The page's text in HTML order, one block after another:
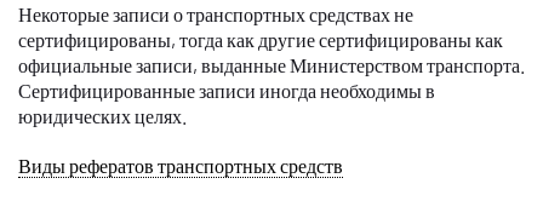
Некоторые записи о транспортных средствах не
сертифицированы, тогда как другие сертифицированы как
официальные записи, выданные Министерством транспорта.
Сертифицированные записи иногда необходимы в
юридических целях.
Виды рефератов транспортных средств